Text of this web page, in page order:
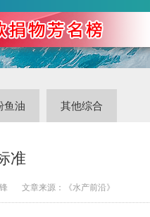
鱼油 其他综合
准
文章来源： 《水产前沿》